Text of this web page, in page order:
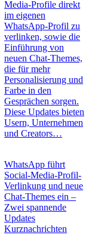
Media-Profile direkt
im eigenen
WhatsApp-Profil zu
verlinken, sowie die
Einführung von
neuen Chat-Themes,
die für mehr
Personalisierung und
Farbe in den
Gesprächen sorgen.
Diese Updates bieten
Usern, Unternehmen
und Creators…
WhatsApp führt
Social-Media-Profil-
Verlinkung und neue
Chat-Themes ein –
Zwei spannende
Updates
Kurznachrichten